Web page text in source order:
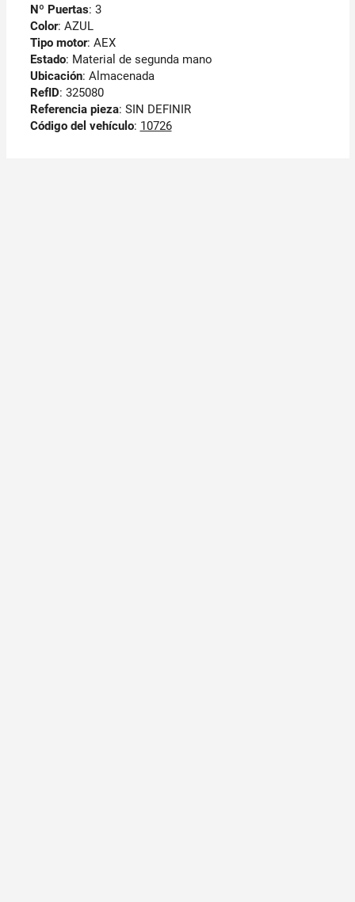
Nº Puertas: 3
Color: AZUL
Tipo motor: AEX
Estado: Material de segunda mano
Ubicación: Almacenada
RefID: 325080
Referencia pieza: SIN DEFINIR
Código del vehículo: 10726